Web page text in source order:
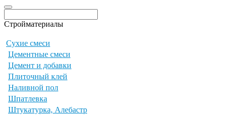
Стройматериалы
Сухие смеси
Цементные смеси
Цемент и добавки
Плиточный клей
Наливной пол
Шпатлевка
Штукатурка, Алебастр